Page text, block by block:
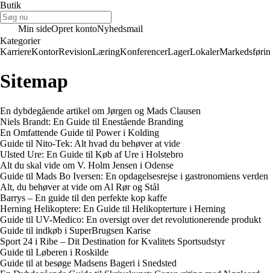
Butik
Min sideOpret kontoNyhedsmail
Kategorier
KarriereKontorRevisionLæringKonferencerLagerLokaler
Sitemap
En dybdegående artikel om Jørgen og Mads Clausen
Niels Brandt: En Guide til Enestående Branding
En Omfattende Guide til Power i Kolding
Guide til Nito-Tek: Alt hvad du behøver at vide
Ulsted Ure: En Guide til Køb af Ure i Holstebro
Alt du skal vide om V. Holm Jensen i Odense
Guide til Mads Bo Iversen: En opdagelsesrejse i gastronomiens verden
Alt, du behøver at vide om Al Rør og Stål
Barrys – En guide til den perfekte kop kaffe
Herning Helikoptere: En Guide til Helikopterture i Herning
Guide til UV-Medico: En oversigt over det revolutionerende produkt
Guide til indkøb i SuperBrugsen Karise
Sport 24 i Ribe – Dit Destination for Kvalitets Sportsudstyr
Guide til Løberen i Roskilde
Guide til at besøge Madsens Bageri i Snedsted